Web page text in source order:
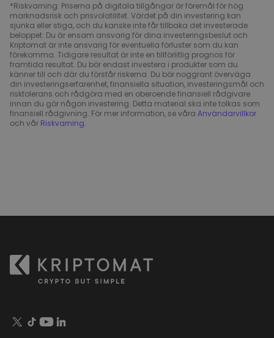
*Riskvarning: Priserna på digitala tillgångar är föremål för hög
marknadsrisk och prisvolatilitet. Värdet på din investering kan
sjunka eller stiga, och du kanske inte får tillbaka det investerade
beloppet. Du är ensam ansvarig för dina investeringsbeslut och
Kriptomat är inte ansvarig för eventuella förluster som du kan
förekomma. Tidigare resultat är inte en tillförlitlig prognos för
framtida resultat. Du bör endast investera i produkter som du
känner till och där du förstår riskerna. Du bör noggrant överväga
din investeringserfarenhet, finansiella situation, investeringsmål och
risktolerans och rådgöra med en oberoende finansiell rådgivare
innan du gör någon investering. Detta material ska inte tolkas som
finansiell rådgivning. För mer information, se våra Användarvillkor
och vår Riskvarning.